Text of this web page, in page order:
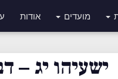
מועדים אודות
ישעיהו יג –